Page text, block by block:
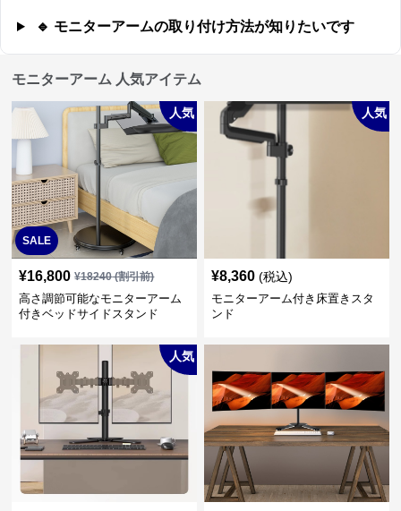
🔹 モニターアームの取り付け方法が知りたいです
モニターアーム 人気アイテム
SALE
人気
¥16,800 ¥18240(割引前)
高さ調節可能なモニターアーム
付きベッドサイドスタンド
人気
¥8,360 (税込)
モニターアーム付き床置きスタ
ンド
人気